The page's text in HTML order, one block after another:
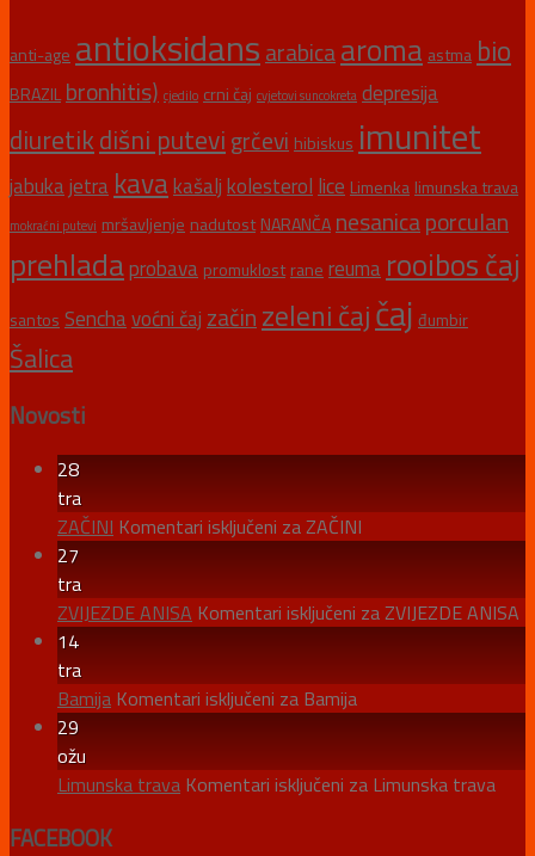
anti-age antioksidans arabicaaroma astma bio
BRAZIL bronhitis) cjedilo crni čaj cvjetovi suncokreta depresija
diuretikdišni putevi grčevi hibiskus imunitet
jabukajetra kavakašaljkolesterol lice Limenka limunska trava
mokraćni putevi mršavljenje nadutost NARANČA nesanicaporculan
prehladaprobava promuklost rane reuma rooibos čaj
santos Senchavoćni čaj začin zeleni čajčaj đumbir
Šalica
Novosti
28
tra
ZAČINI Komentari isključeni za ZAČINI
27
tra
ZVIJEZDE ANISA Komentari isključeni za ZVIJEZDE ANISA
14
tra
Bamija Komentari isključeni za Bamija
29
ožu
Limunska trava Komentari isključeni za Limunska trava
FACEBOOK